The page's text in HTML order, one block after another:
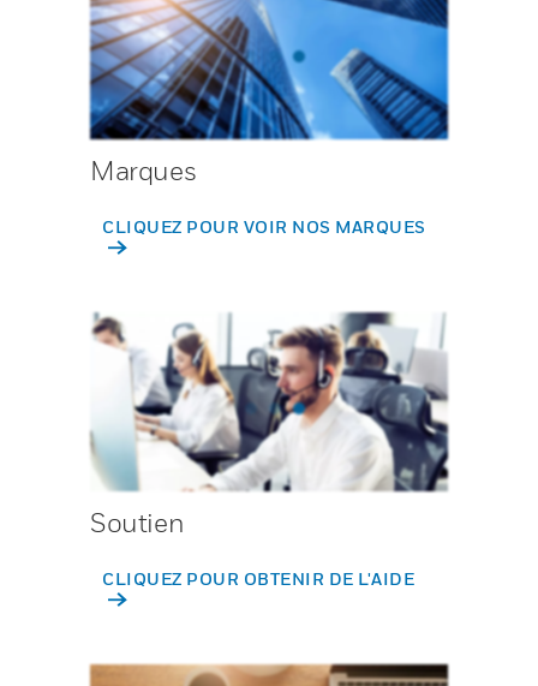
Marques
CLIQUEZ POUR VOIR NOS MARQUES
Soutien
CLIQUEZ POUR OBTENIR DE L'AIDE